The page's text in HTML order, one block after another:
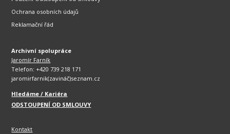
Ochrana osobních údajů
Reklamační řád
Archivní spolupráce
Jaromír Farník
Telefon: +420 739 218 171
jaromirfarnik(zavináč)seznam.cz
Hledáme / Kariéra
ODSTOUPENÍ OD SMLOUVY
Kontakt